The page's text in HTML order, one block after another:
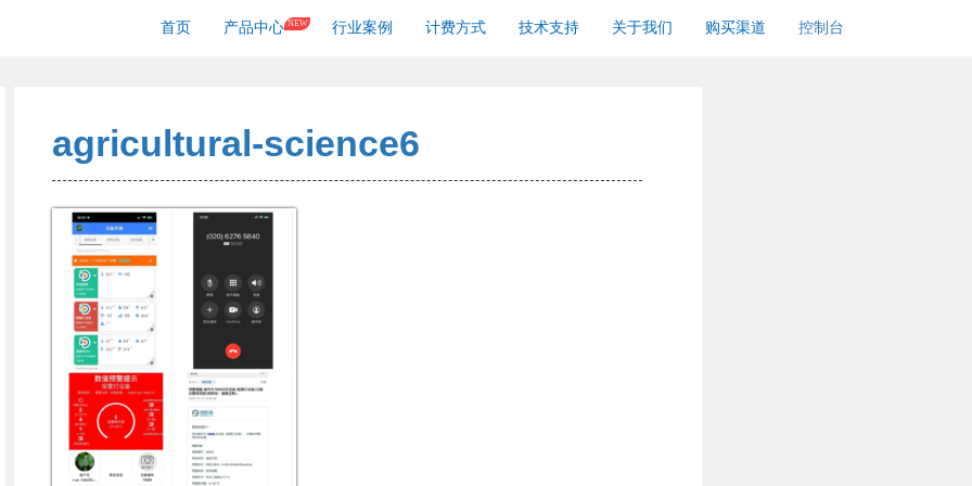
首页 产品中心 NEW 行业案例 计费方式 技术支持 关于我们 购买渠道 控制台
agricultural-science6